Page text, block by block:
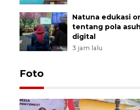
Natuna edukasi
tentang pola
digital
3 jam lalu
Foto